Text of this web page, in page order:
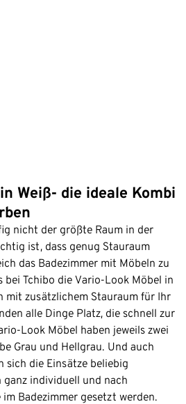
Weiß- die ideale Kombi
nicht der größte Raum in der
ist, dass genug Stauraum
das Badezimmer mit Möbeln zu
bei Tchibo die Vario-Look Möbel in
mit zusätzlichem Stauraum für Ihr
alle Dinge Platz, die schnell zur
Look Möbel haben jeweils zwei
Grau und Hellgrau. Und auch
sich die Einsätze beliebig
ganz individuell und nach
im Badezimmer gesetzt werden.